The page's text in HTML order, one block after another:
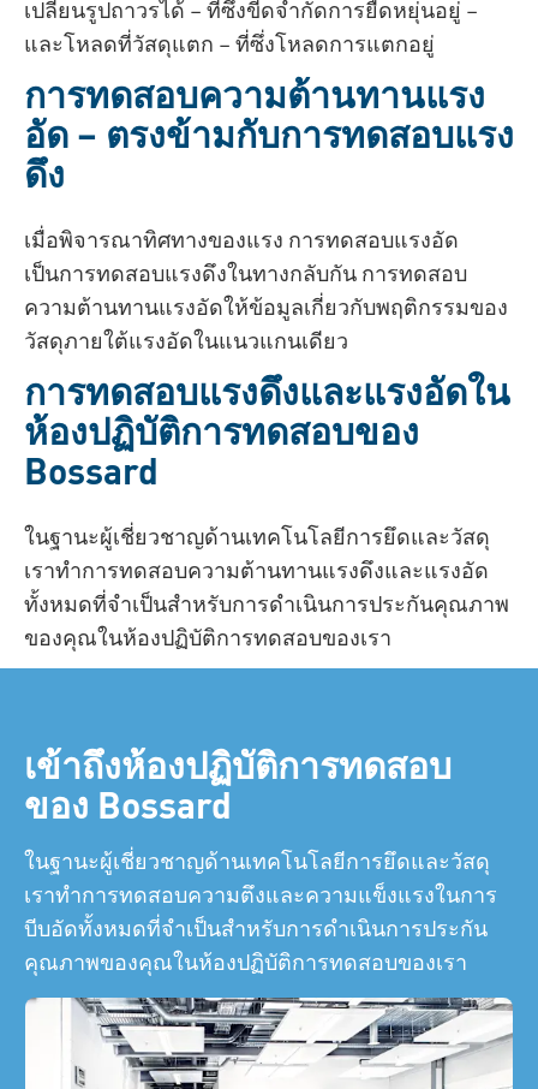
เปลี่ยนรูปถาวรได้ – ที่ซึ่งขีดจำกัดการยืดหยุ่นอยู่ –
และโหลดที่วัสดุแตก – ที่ซึ่งโหลดการแตกอยู่
การทดสอบความต้านทานแรง
อัด – ตรงข้ามกับการทดสอบแรง
ดึง
เมื่อพิจารณาทิศทางของแรง การทดสอบแรงอัด
เป็นการทดสอบแรงดึงในทางกลับกัน การทดสอบ
ความต้านทานแรงอัดให้ข้อมูลเกี่ยวกับพฤติกรรมของ
วัสดุภายใต้แรงอัดในแนวแกนเดียว
การทดสอบแรงดึงและแรงอัดใน
ห้องปฏิบัติการทดสอบของ
Bossard
ในฐานะผู้เชี่ยวชาญด้านเทคโนโลยีการยึดและวัสดุ
เราทำการทดสอบความต้านทานแรงดึงและแรงอัด
ทั้งหมดที่จำเป็นสำหรับการดำเนินการประกันคุณภาพ
ของคุณในห้องปฏิบัติการทดสอบของเรา
เข้าถึงห้องปฏิบัติการทดสอบ
ของ Bossard
ในฐานะผู้เชี่ยวชาญด้านเทคโนโลยีการยึดและวัสดุ
เราทำการทดสอบความตึงและความแข็งแรงในการ
บีบอัดทั้งหมดที่จำเป็นสำหรับการดำเนินการประกัน
คุณภาพของคุณในห้องปฏิบัติการทดสอบของเรา